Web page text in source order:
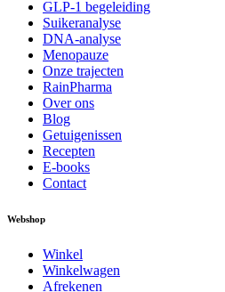
GLP-1 begeleiding
Suikeranalyse
DNA-analyse
Menopauze
Onze trajecten
RainPharma
Over ons
Blog
Getuigenissen
Recepten
E-books
Contact
Webshop
Winkel
Winkelwagen
Afrekenen